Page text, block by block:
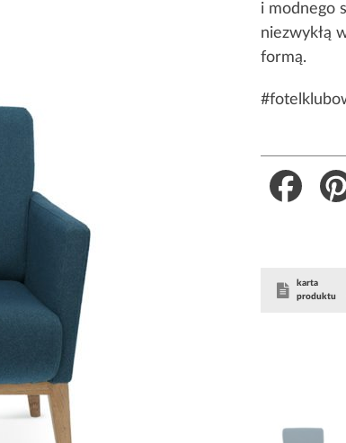
i modnego
niezwykłą
formą.
karta
produktu